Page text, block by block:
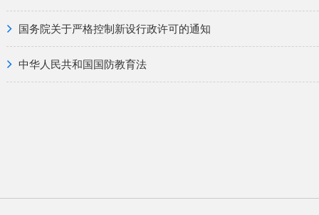
国务院关于严格控制新设行政许可的通知
中华人民共和国国防教育法